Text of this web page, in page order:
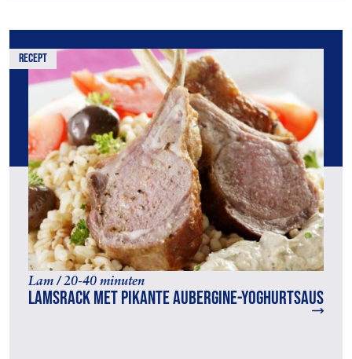
recept
Lam / 20-40 minuten
Lamsrack met pikante aubergine-yoghurtsaus